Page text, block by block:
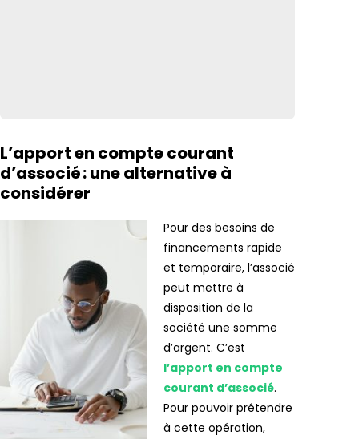
L’apport en compte courant
d’associé : une alternative à
considérer
Pour des besoins de
financements rapide
et temporaire, l’associé
peut mettre à
disposition de la
société une somme
d’argent. C’est
l’apport en compte
courant d’associé.
Pour pouvoir prétendre
à cette opération,